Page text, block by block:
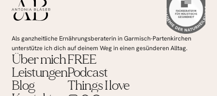
Als ganzheitliche Ernährungsberaterin in Garmisch-Partenkirchen
unterstütze ich dich auf deinem Weg in einen gesünderen Alltag.
Über mich
Leistungen
Blog
FREE
Podcast
Things I love